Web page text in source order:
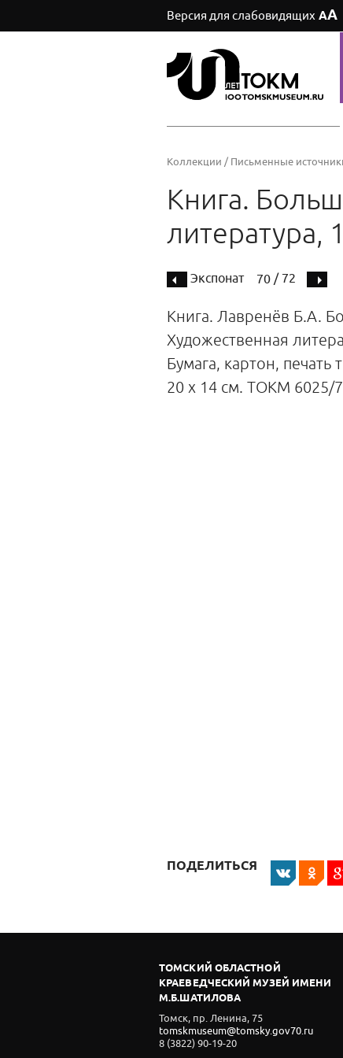
Версия для слабовидящих АА
Коллекции / Письменные
Книга.
литература,
Экспонат 70 / 72
Книга. Лавренёв Б.А.
Художественная
Бумага, картон, печать
20 х 14 см. ТОКМ 6025/
ПОДЕЛИТЬСЯ
ТОМСКИЙ ОБЛАСТНОЙ
КРАЕВЕДЧЕСКИЙ МУЗЕЙ ИМЕНИ
М.Б.ШАТИЛОВА
Томск, пр. Ленина, 75
tomskmuseum@tomsky.gov70.ru
8 (3822) 90-19-20